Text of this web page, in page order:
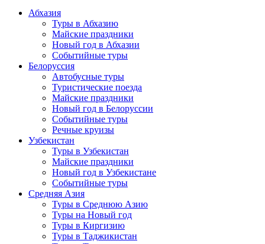
Абхазия
Туры в Абхазию
Майские праздники
Новый год в Абхазии
Событийные туры
Белоруссия
Автобусные туры
Туристические поезда
Майские праздники
Новый год в Белоруссии
Событийные туры
Речные круизы
Узбекистан
Туры в Узбекистан
Майские праздники
Новый год в Узбекистане
Событийные туры
Средняя Азия
Туры в Среднюю Азию
Туры на Новый год
Туры в Киргизию
Туры в Таджикистан